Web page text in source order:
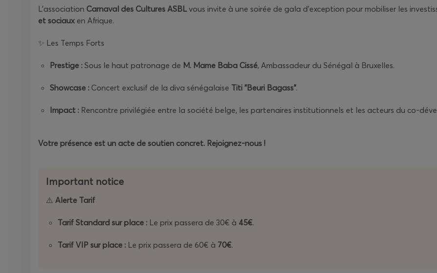
L’association Carnaval des Cultures ASBLvous invite à une soirée de gala d'exception pour mobiliser les
et sociaux en Afrique.
✨ Les Temps Forts
Prestige : Sous le haut patronage de M. Mame Baba Cissé, Ambassadeur du Sénégal à Bruxelles.
Showcase : Concert exclusif de la diva sénégalaise Titi "Beuri Bagass".
Impact : Rencontre privilégiée entre la société belge, les partenaires institutionnels et les acteurs du co-
Votre présence est un acte de soutien concret. Rejoignez-nous !
Important notice
⚠️ Alerte Tarif
Tarif Standard sur place : Le prix passera de 30€ à 45€.
Tarif VIP sur place : Le prix passera de 60€ à 70€.